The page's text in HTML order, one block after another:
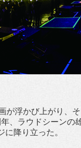
が浮かび上がり、
、ラウドシーンの
降り立った。